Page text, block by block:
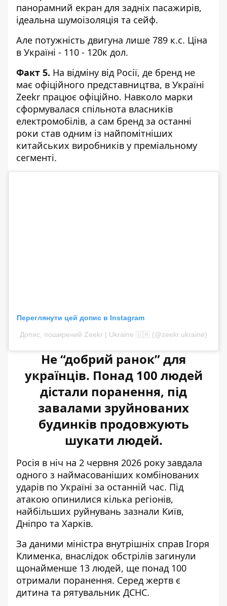
панорамний екран для задніх пасажирів,
ідеальна шумоізоляція та сейф.
Але потужність двигуна лише 789 к.с. Ціна
в Україні - 110 - 120к дол.
Факт 5. На відміну від Росії, де бренд не
має офіційного представництва, в Україні
Zeekr працює офіційно. Навколо марки
сформувалася спільнота власників
електромобілів, а сам бренд за останні
роки став одним із найпомітніших
китайських виробників у преміальному
сегменті.
Переглянути цей допис в Instagram
Допис, поширений Zeekr | Ukraine 🇺🇦 (@zeekr.ukraine)
Не “добрий ранок” для
українців. Понад 100 людей
дістали поранення, під
завалами зруйнованих
будинків продовжують
шукати людей.
Росія в ніч на 2 червня 2026 року завдала
одного з наймасованіших комбінованих
ударів по Україні за останній час. Під
атакою опинилися кілька регіонів,
найбільших руйнувань зазнали Київ,
Дніпро та Харків.
За даними міністра внутрішніх справ Ігоря
Клименка, внаслідок обстрілів загинули
щонайменше 13 людей, ще понад 100
отримали поранення. Серед жертв є
дитина та рятувальник ДСНС.